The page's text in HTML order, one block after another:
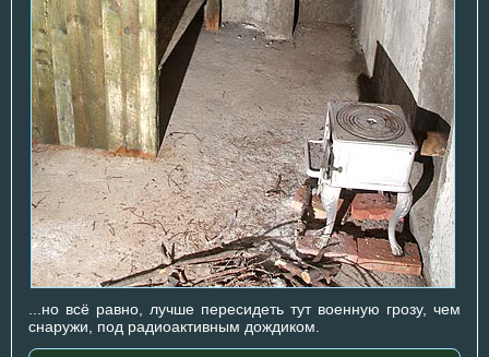
...но всё равно, лучше пересидеть тут военную грозу, чем
снаружи, под радиоактивным дождиком.